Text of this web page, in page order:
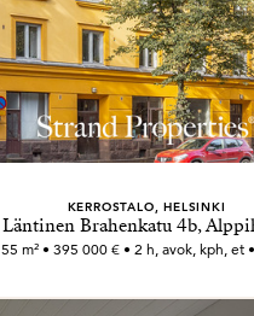
KERROSTALO, HELSINKI
Läntinen Brahenkatu 4b,
55 m² • 395 000 € • 2 h, avok, kph, et